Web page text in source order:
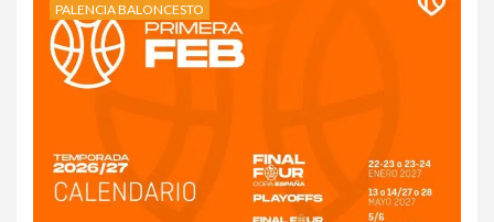
PALENCIA BALONCESTO